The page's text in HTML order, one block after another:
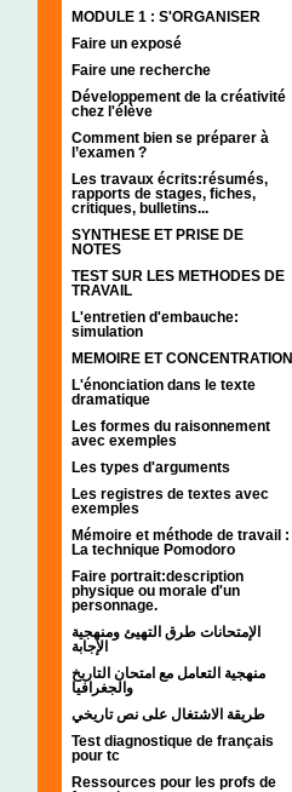
MODULE 1 : S'ORGANISER
Faire un exposé
Faire une recherche
Développement de la créativité
chez l'élève
Comment bien se préparer à
l’examen ?
Les travaux écrits:résumés,
rapports de stages, fiches,
critiques, bulletins...
SYNTHESE ET PRISE DE
NOTES
TEST SUR LES METHODES DE
TRAVAIL
L'entretien d'embauche:
simulation
MEMOIRE ET CONCENTRATION
L'énonciation dans le texte
dramatique
Les formes du raisonnement
avec exemples
Les types d'arguments
Les registres de textes avec
exemples
Mémoire et méthode de travail :
La technique Pomodoro
Faire portrait:description
physique ou morale d'un
personnage.
الإمتحانات طرق التهيئ ومنهجية
الإجابة
منهجية التعامل مع امتحان التاريخ
والجغرافيا
طريقة الاشتغال على نص تاريخي
Test diagnostique de français
pour tc
Ressources pour les profs de